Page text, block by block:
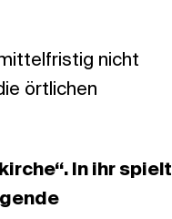
nicht
örtlichen
In ihr spielt